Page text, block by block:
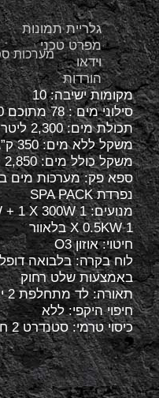
מערכות
גלריית תמונות
מפרט טכני
וידאו
הורדות
מקומות ישיבה: 10
סילוני מים : 78 מתוכם 70 ג’טים בלאוור
תכולת מים: 2,300 ליטר
משקל ללא מים: 350 ק”ג
משקל כולל מים: 2,850 ק”ג
ספא פק: מערכות מים
נפרדת SPA PACK
X 0.5KW 1 בלאוור
חיטוי: אוזון O3
לוח בקרה: בלבואה
באמצעות שלט רחוק
תאורה: לד מתחלפת 2 יח’ 12V
חיפוי היקפי: ללא
כיסוי טרמי: סטנדרט 2 חלקים